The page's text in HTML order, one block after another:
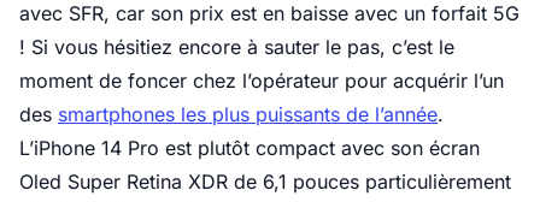
avec SFR, car son prix est en baisse avec un forfait 5G
! Si vous hésitiez encore à sauter le pas, c’est le
moment de foncer chez l’opérateur pour acquérir l’un
des smartphones les plus puissants de l’année.
L’iPhone 14 Pro est plutôt compact avec son écran
Oled Super Retina XDR de 6,1 pouces particulièrement